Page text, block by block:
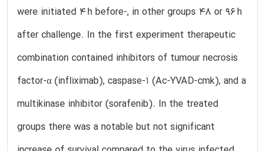
were initiated 4 h before-, in other groups 48 or 96 h
after challenge. In the first experiment therapeutic
combination contained inhibitors of tumour necrosis
factor-α (infliximab), caspase-1 (Ac-YVAD-cmk), and a
multikinase inhibitor (sorafenib). In the treated
groups there was a notable but not significant